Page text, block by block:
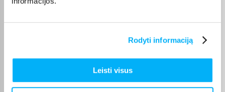
Rodyti informaciją
Leisti visus
visada nurodomas jos puslapyje.
Pasirinktą prekę iš AEG šaldytuvų ir šaldiklių akcija kategorijos
atsiimti patiems, atitinkamai pažymėtas prekes galėsite